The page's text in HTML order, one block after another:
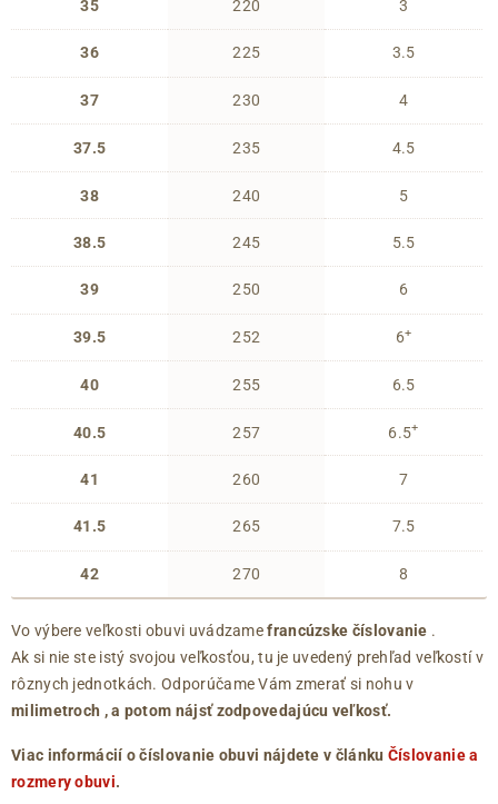
35
36
37
37.5
38
38.5
39
39.5
40
40.5
41
41.5
42
220
225
230
235
240
245
250
252
255
257
260
265
270
3
3.5
4
4.5
5
5.5
6
6+
6.5
6.5+
7
7.5
8
Vo výbere veľkosti obuvi uvádzamefrancúzske číslovanie .
Ak si nie ste istý svojou veľkosťou, tu je uvedený prehľad veľkostí v
rôznych jednotkách. Odporúčame Vám zmerať si nohu v
milimetroch , a potom nájsť zodpovedajúcu veľkosť.
Viac informácií o číslovanie obuvi nájdete v článku Číslovanie a
rozmery obuvi.